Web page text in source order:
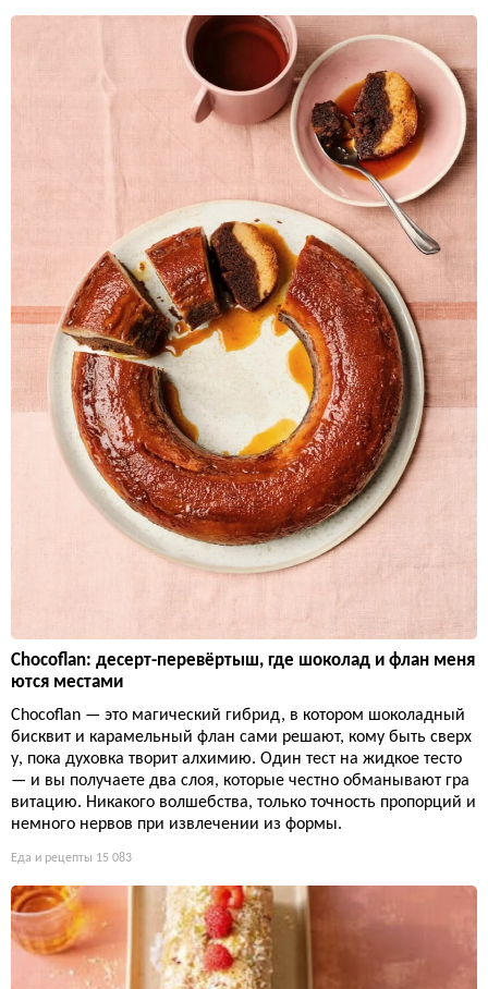
Chocoflan: десерт-перевёртыш, где шоколад и флан меня
ются местами
Chocoflan — это магический гибрид, в котором шоколадный
бисквит и карамельный флан сами решают, кому быть сверх
у, пока духовка творит алхимию. Один тест на жидкое тесто
— и вы получаете два слоя, которые честно обманывают гра
витацию. Никакого волшебства, только точность пропорций и
немного нервов при извлечении из формы.
Еда и рецепты 15 083